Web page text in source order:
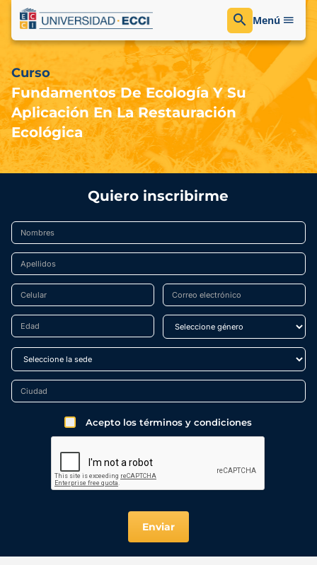
Menú
Curso
Fundamentos De Ecología Y Su
Aplicación En La Restauración
Ecológica
Quiero inscribirme
Acepto los términos y condiciones
Enviar